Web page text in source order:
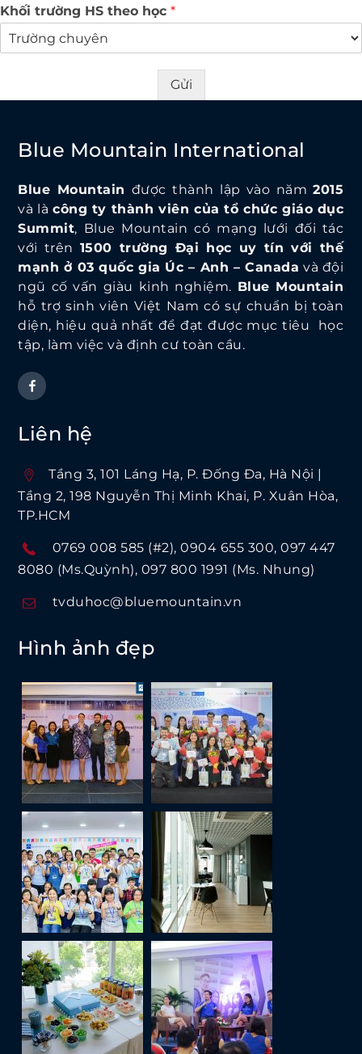
Khối trường HS theo học *
Gửi
Blue Mountain International
Blue Mountain được thành lập vào năm2015
và làcông ty thành viên của tổ chức giáo dục
Summit, Blue Mountain có mạng lưới đối tác
với trên 1500 trường Đại học uy tín với thế
mạnh ở 03 quốc gia Úc – Anh – Canada và đội
ngũ cố vấn giàu kinh nghiệm. Blue Mountain
hỗ trợ sinh viên Việt Nam có sự chuẩn bị toàn
diện, hiệu quả nhất để đạt được mục tiêu học
tập, làm việc và định cư toàn cầu.
Liên hệ
Tầng 3, 101 Láng Hạ, P. Ðống Ða, Hà Nội |
Tầng 2, 198 Nguyễn Thị Minh Khai, P. Xuân Hòa,
TP.HCM
0769 008 585 (#2) 0904 655 300 097 447
8080 (Ms.Quỳnh) 097 800 1991 (Ms. Nhung)
tvduhoc@bluemountain.vn
Hình ảnh đẹp